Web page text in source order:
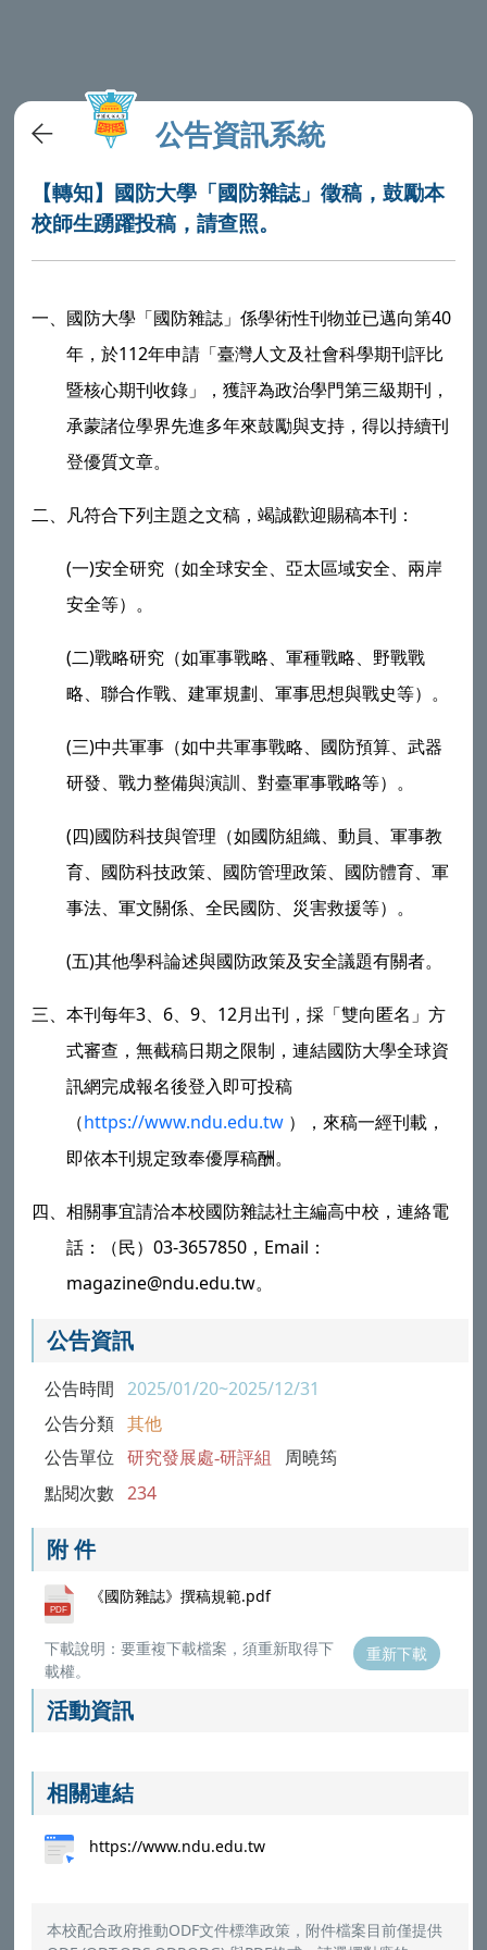
公告資訊系統
【轉知】國防大學「國防雜誌」徵稿，鼓勵本
校師生踴躍投稿，請查照。
一、 國防大學 「國防雜誌」係學術性刊物並已邁向第40
年，於112年申請「臺灣人文及社會科學期刊評比
暨核心期刊收錄」，獲評為政治學門第三級期刊，
承蒙諸位學界先進多年來鼓勵與支持，得以持續刊
登優質文章。
二、 凡符合下列主題之文稿，竭誠歡迎賜稿本刊：
(一)安全研究（如全球安全、亞太區域安全、兩岸
安全等）。
(二)戰略研究（如軍事戰略、軍種戰略、野戰戰
略、聯合作戰、建軍規劃、軍事思想與戰史等）。
(三)中共軍事（如中共軍事戰略、國防預算、武器
研發、戰力整備與演訓、對臺軍事戰略等）。
( 四)國防科技與管理（如國防組織、動員、軍事教
育、國防科技政策、國防管理政策、國防體育、軍
事法、軍文關係、全民國防、災害救援等）。
(五)其他學科論述與國防政策及安全議題有關者。
三、本刊每年3 6 、9 12月出刊，採「雙向匿名」方
式審查，無截稿日期之限制，連結國防大學全球資
訊網完成報名後登入即可投稿
（https://www.ndu.edu.tw ），來稿一經刊載，
即依本刊規定致奉優厚稿酬。
四、相關事宜請洽本校國防雜誌社主編高中校，連絡電
話：（民）03-3657850 ， Email ：
magazine@ndu.edu.tw。
公告資訊
公告時間 2025/01/20~2025/12/31
公告分類 其他
公告單位 研究發展處-研評組 周曉筠
點閱次數 234
附 件
《國防雜誌》撰稿規範.pdf
下載說明：要重複下載檔案，須重新取得下
載權。
重新下載
活動資訊
相關連結
https://www.ndu.edu.tw
本校配合政府推動ODF文件標準政策，附件檔案目前僅提供